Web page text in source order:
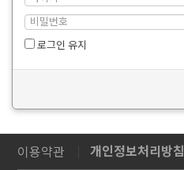
로그인 유지
이용약관 개인정보처리방침